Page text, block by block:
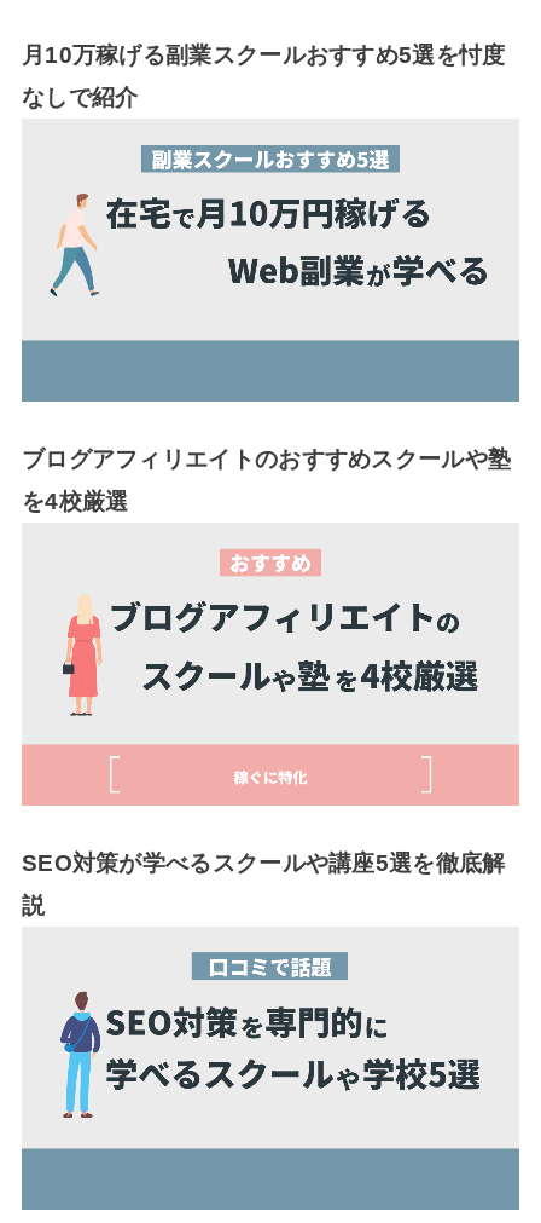
月10万稼げる副業スクールおすすめ5選を忖度
なしで紹介
ブログアフィリエイトのおすすめスクールや塾
を4校厳選
SEO対策が学べるスクールや講座5選を徹底解
説